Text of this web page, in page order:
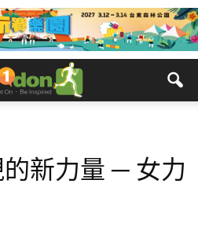
新力量 ─ 女力